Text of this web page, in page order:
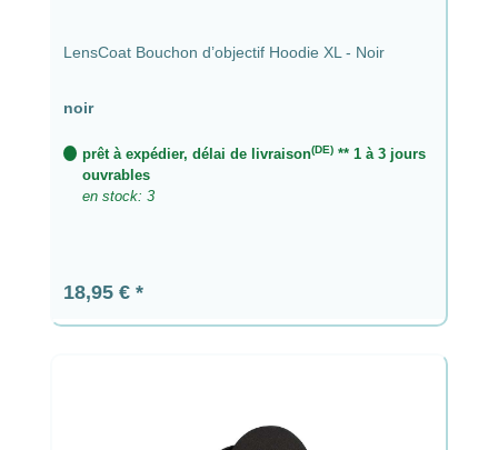
LensCoat Bouchon d’objectif Hoodie XL - Noir
noir
prêt à expédier, délai de livraison(DE)** 1 à 3 jours
ouvrables
en stock: 3
Prix régulier :
18,95 €